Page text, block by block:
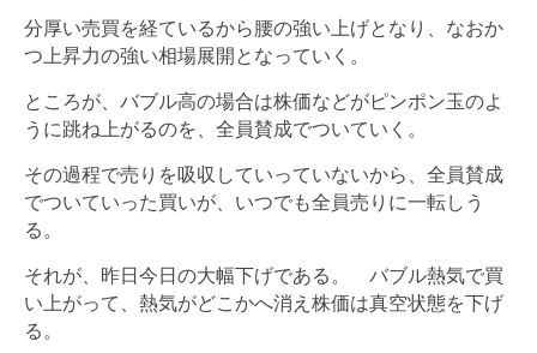
分厚い売買を経ているから腰の強い上げとなり、なおか
つ上昇力の強い相場展開となっていく。
ところが、バブル高の場合は株価などがピンポン玉のよ
うに跳ね上がるのを、全員賛成でついていく。
その過程で売りを吸収していっていないから、全員賛成
でついていった買いが、いつでも全員売りに一転しう
る。
それが、昨日今日の大幅下げである。 バブル熱気で買
い上がって、熱気がどこかへ消え株価は真空状態を下げ
る。